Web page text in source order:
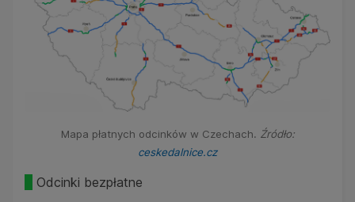
Mapa płatnych odcinków w Czechach. Źródło:
ceskedalnice.cz
Odcinki bezpłatne